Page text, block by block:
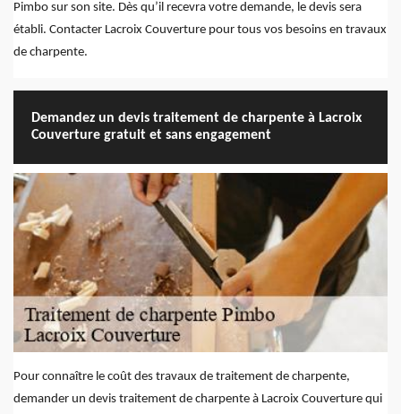
Pimbo sur son site. Dès qu’il recevra votre demande, le devis sera
établi. Contacter Lacroix Couverture pour tous vos besoins en travaux
de charpente.
Demandez un devis traitement de charpente à Lacroix
Couverture gratuit et sans engagement
Pour connaître le coût des travaux de traitement de charpente,
demander un devis traitement de charpente à Lacroix Couverture qui